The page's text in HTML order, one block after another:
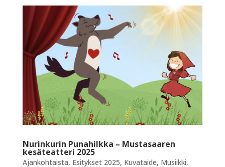
Nurinkurin Punahilkka – Mustasaaren
kesäteatteri 2025
Ajankohtaista, Esitykset 2025, Kuvataide, Musiikki,